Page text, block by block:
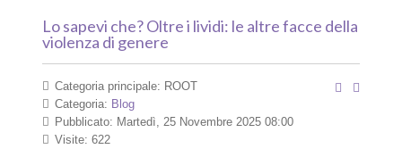
Lo sapevi che? Oltre i lividi: le altre facce della
violenza di genere
Categoria principale: ROOT
Categoria: Blog
Pubblicato: Martedì, 25 Novembre 2025 08:00
Visite: 622